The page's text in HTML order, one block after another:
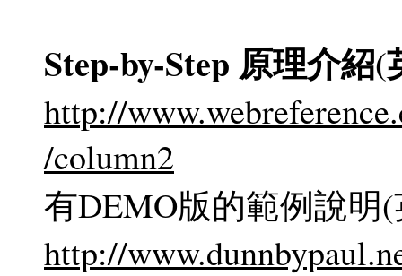
Step-by-Step 原理介紹(
http://
/column2
有DEMO版的範例說明
http://